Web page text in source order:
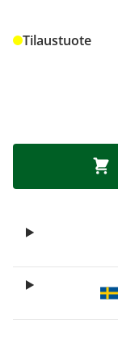
Tilaustuote